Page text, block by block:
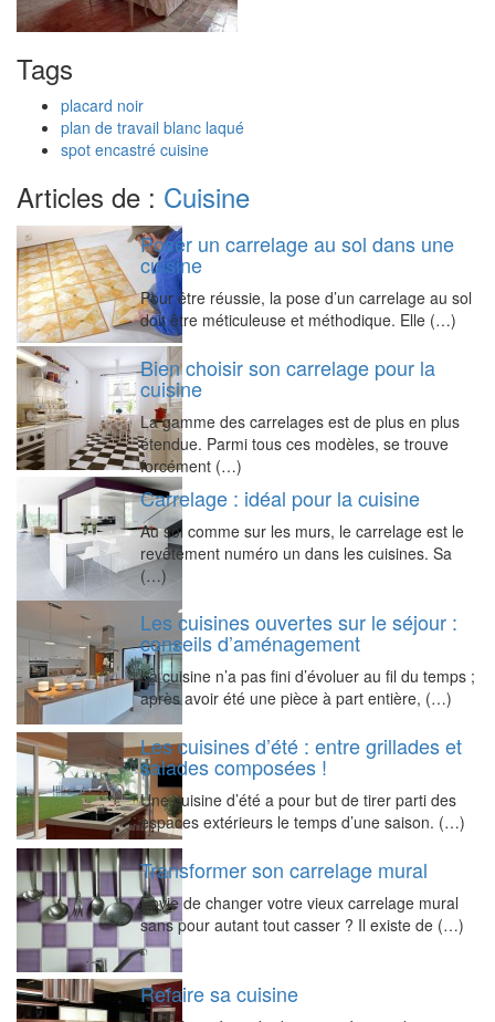
Tags
placard noir
plan de travail blanc laqué
spot encastré cuisine
Articles de : Cuisine
Poser un carrelage au sol dans une
cuisine
Pour être réussie, la pose d’un carrelage au sol
doit être méticuleuse et méthodique. Elle (…)
Bien choisir son carrelage pour la
cuisine
La gamme des carrelages est de plus en plus
étendue. Parmi tous ces modèles, se trouve
forcément (…)
Carrelage : idéal pour la cuisine
Au sol comme sur les murs, le carrelage est le
revêtement numéro un dans les cuisines. Sa
(…)
Les cuisines ouvertes sur le séjour :
conseils d’aménagement
La cuisine n’a pas fini d’évoluer au fil du temps ;
après avoir été une pièce à part entière, (…)
Les cuisines d’été : entre grillades et
salades composées !
Une cuisine d’été a pour but de tirer parti des
espaces extérieurs le temps d’une saison. (…)
Transformer son carrelage mural
Envie de changer votre vieux carrelage mural
sans pour autant tout casser ? Il existe de (…)
Refaire sa cuisine